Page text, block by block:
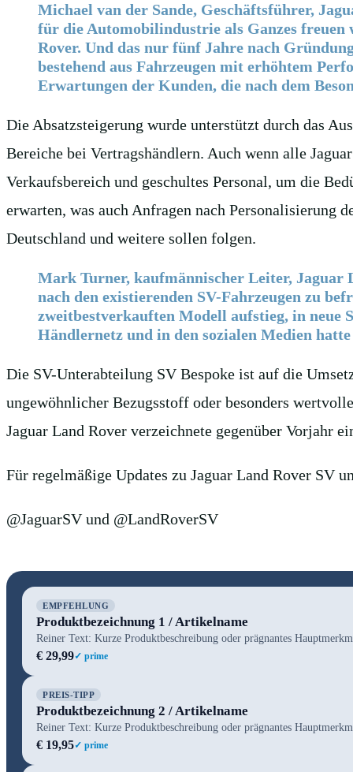
Michael van der Sande, Geschäftsführer,
für die Automobilindustrie als Ganzes freuen
Rover. Und das nur fünf Jahre nach
bestehend aus Fahrzeugen mit erhöhtem
Erwartungen der Kunden, die nach dem
Die Absatzsteigerung wurde unterstützt durch das
Bereiche bei Vertragshändlern. Auch wenn alle
Verkaufsbereich und geschultes Personal, um die
erwarten, was auch Anfragen nach Personalisierung
Deutschland und weitere sollen folgen.
Mark Turner, kaufmännischer Leiter, Jaguar
nach den existierenden SV-Fahrzeugen zu
zweitbestverkauften Modell aufstieg, in neue
Händlernetz und in den sozialen Medien
Die SV-Unterabteilung SV Bespoke ist auf die
ungewöhnlicher Bezugsstoff oder besonders
Jaguar Land Rover verzeichnete gegenüber Vorjahr
Für regelmäßige Updates zu Jaguar Land Rover SV
@JaguarSV und @LandRoverSV
EMPFEHLUNG
Produktbezeichnung 1 / Artikelname
Reiner Text: Kurze Produktbeschreibung oder prägnantes
€ 29,99✓ prime
PREIS-TIPP
Produktbezeichnung 2 / Artikelname
Reiner Text: Kurze Produktbeschreibung oder prägnantes
€ 19,95✓ prime